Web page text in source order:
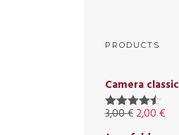
PRODUCTS
Camera classic
Valorado
3,00€ 2,00 €